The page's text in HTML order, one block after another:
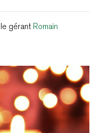
le gérant Romain